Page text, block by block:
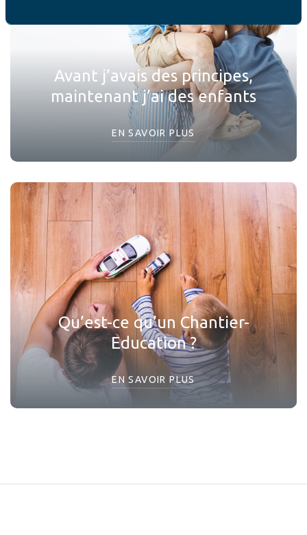
Avant j’avais des principes,
maintenant j’ai des enfants
EN SAVOIR PLUS
Qu’est-ce qu’un Chantier-
Education ?
EN SAVOIR PLUS